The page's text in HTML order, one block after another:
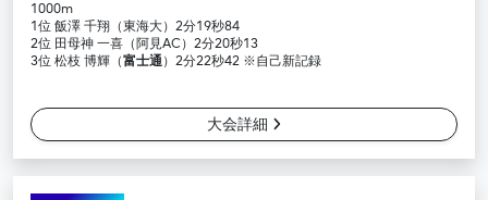
1000m
1位 飯澤 千翔（東海大）2分19秒84
2位 田母神 一喜（阿見AC）2分20秒13
3位 松枝 博輝（富士通）2分22秒42 ※自己新記録
大会詳細